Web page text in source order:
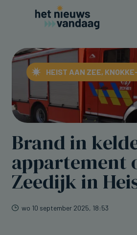
HEIST AAN ZEE,
Brand in
appartement
Zeedijk in
wo 10 september 2025, 18:53